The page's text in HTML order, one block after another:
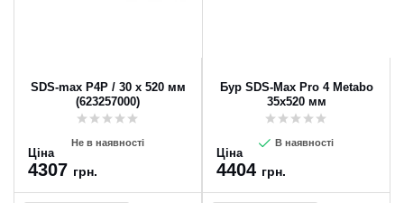
SDS-max P4P / 30 x 520 мм
(623257000)
Не в наявності
Ціна
4307 грн.
Бур SDS-Max Pro 4 Metabo
35x520 мм
В наявності
Ціна
4404 грн.